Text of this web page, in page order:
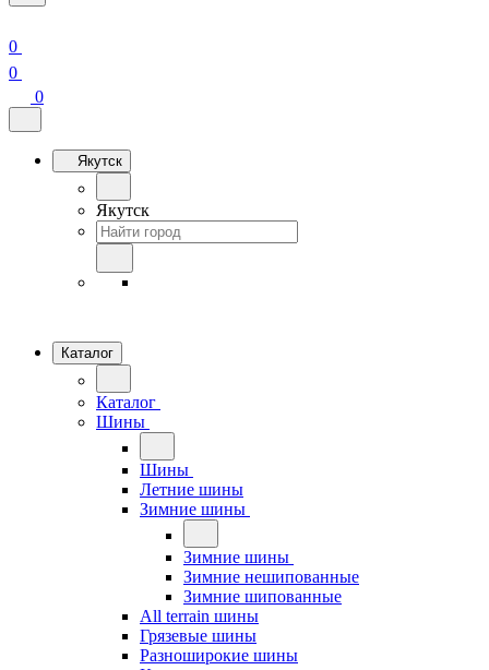
0
0
0
Якутск
Якутск
Каталог
Каталог
Шины
Шины
Летние шины
Зимние шины
Зимние шины
Зимние нешипованные
Зимние шипованные
All terrain шины
Грязевые шины
Разноширокие шины